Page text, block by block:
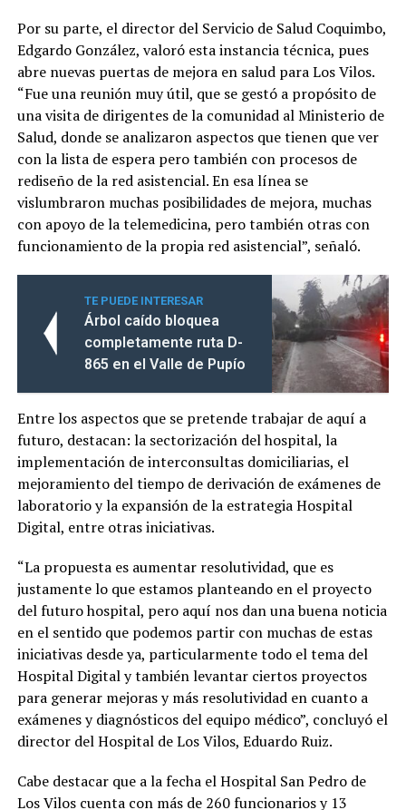
Por su parte, el director del Servicio de Salud Coquimbo,
Edgardo González, valoró esta instancia técnica, pues
abre nuevas puertas de mejora en salud para Los Vilos.
“Fue una reunión muy útil, que se gestó a propósito de
una visita de dirigentes de la comunidad al Ministerio de
Salud, donde se analizaron aspectos que tienen que ver
con la lista de espera pero también con procesos de
rediseño de la red asistencial. En esa línea se
vislumbraron muchas posibilidades de mejora, muchas
con apoyo de la telemedicina, pero también otras con
funcionamiento de la propia red asistencial”, señaló.
TE PUEDE INTERESAR
Árbol caído bloquea
completamente ruta D-
865 en el Valle de Pupío
Entre los aspectos que se pretende trabajar de aquí a
futuro, destacan: la sectorización del hospital, la
implementación de interconsultas domiciliarias, el
mejoramiento del tiempo de derivación de exámenes de
laboratorio y la expansión de la estrategia Hospital
Digital, entre otras iniciativas.
“La propuesta es aumentar resolutividad, que es
justamente lo que estamos planteando en el proyecto
del futuro hospital, pero aquí nos dan una buena noticia
en el sentido que podemos partir con muchas de estas
iniciativas desde ya, particularmente todo el tema del
Hospital Digital y también levantar ciertos proyectos
para generar mejoras y más resolutividad en cuanto a
exámenes y diagnósticos del equipo médico”, concluyó el
director del Hospital de Los Vilos, Eduardo Ruiz.
Cabe destacar que a la fecha el Hospital San Pedro de
Los Vilos cuenta con más de 260 funcionarios y 13